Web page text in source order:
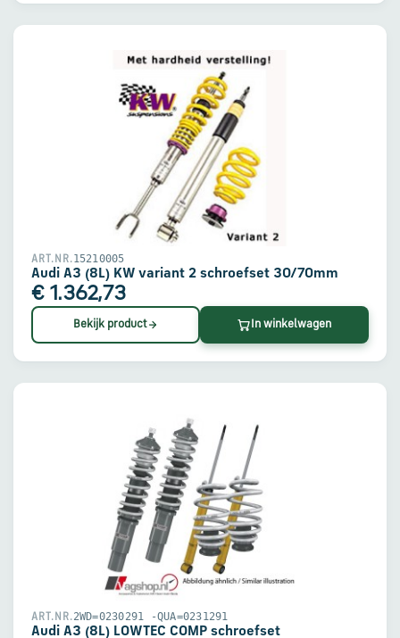
ART.NR.15210005
Audi A3 (8L) KW variant 2 schroefset 30/70mm
€ 1.362,73
Bekijk product In winkelwagen
ART.NR.2WD=0230291 -QUA=0231291
Audi A3 (8L) LOWTEC COMP schroefset